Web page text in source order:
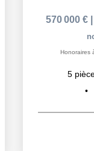
570 000 €
Honoraires
5